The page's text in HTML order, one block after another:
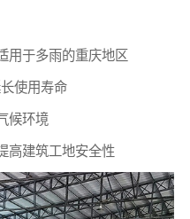
用于多雨的重庆地区
使用寿命
候环境
高建筑工地安全性